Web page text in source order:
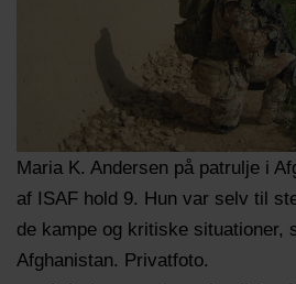
Maria K. Andersen på patrulje i
af ISAF hold 9. Hun var selv til
de kampe og kritiske situationer,
Afghanistan. Privatfoto.